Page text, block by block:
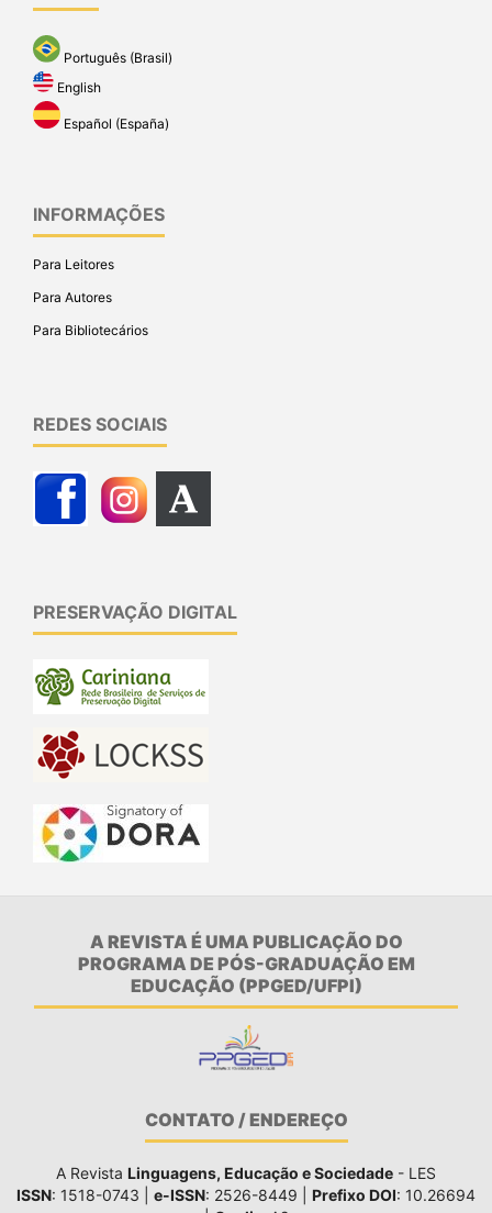
Português (Brasil)
English
Español (España)
INFORMAÇÕES
Para Leitores
Para Autores
Para Bibliotecários
REDES SOCIAIS
PRESERVAÇÃO DIGITAL
A REVISTA É UMA PUBLICAÇÃO DO
PROGRAMA DE PÓS-GRADUAÇÃO EM
EDUCAÇÃO (PPGED/UFPI)
CONTATO / ENDEREÇO
A Revista Linguagens, Educação e Sociedade - LES
ISSN: 1518-0743 | e-ISSN: 2526-8449 | Prefixo DOI: 10.26694